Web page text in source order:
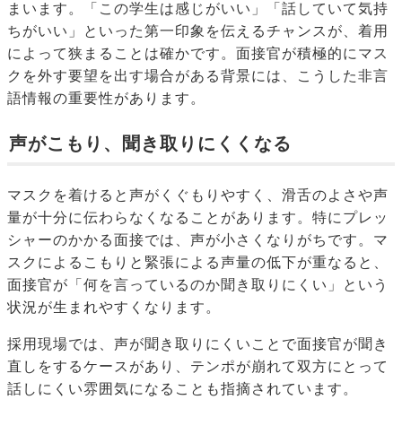
まいます。「この学生は感じがいい」「話していて気持
ちがいい」といった第一印象を伝えるチャンスが、着用
によって狭まることは確かです。面接官が積極的にマス
クを外す要望を出す場合がある背景には、こうした非言
語情報の重要性があります。
声がこもり、聞き取りにくくなる
マスクを着けると声がくぐもりやすく、滑舌のよさや声
量が十分に伝わらなくなることがあります。特にプレッ
シャーのかかる面接では、声が小さくなりがちです。マ
スクによるこもりと緊張による声量の低下が重なると、
面接官が「何を言っているのか聞き取りにくい」という
状況が生まれやすくなります。
採用現場では、声が聞き取りにくいことで面接官が聞き
直しをするケースがあり、テンポが崩れて双方にとって
話しにくい雰囲気になることも指摘されています。